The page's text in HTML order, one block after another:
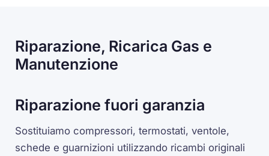
Riparazione, Ricarica Gas e
Manutenzione
Riparazione fuori garanzia
Sostituiamo compressori, termostati, ventole,
schede e guarnizioni utilizzando ricambi originali